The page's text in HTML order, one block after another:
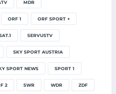
MDR
ORF 1 ORF SPORT +
SERVUSTV
SKY SPORT AUSTRIA
SPORT NEWS SPORT 1
2 SWR WDR ZDF